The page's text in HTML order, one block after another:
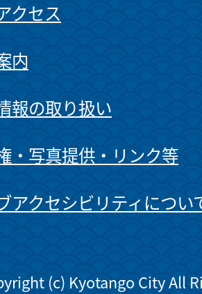
クセス
内
報の取り扱い
・写真提供・リンク等
アクセシビリティについ
(c) Kyotango City All